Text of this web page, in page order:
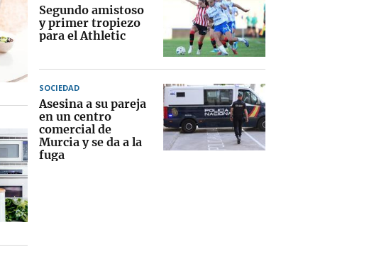
Segundo amistoso
y primer tropiezo
para el Athletic
SOCIEDAD
Asesina a su pareja
en un centro
comercial de
Murcia y se da a la
fuga